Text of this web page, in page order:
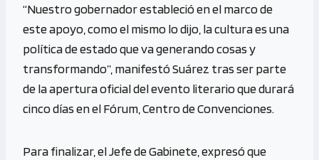
“Nuestro gobernador estableció en el marco de
este apoyo, como el mismo lo dijo, la cultura es una
política de estado que va generando cosas y
transformando”, manifestó Suárez tras ser parte
de la apertura oficial del evento literario que durará
cinco días en el Fórum, Centro de Convenciones.
Para finalizar, el Jefe de Gabinete, expresó que